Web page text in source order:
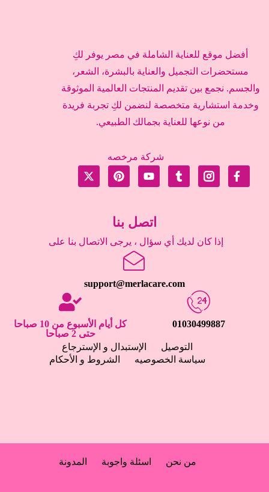
أفضل موقع للعناية الشاملة في مصر يوفر لكِ
مستحضرات التجميل والعناية بالبشرة، الشعر،
والجسم. نجمع بين تقديم المنتجات العالمية الموثوقة
وخدمة استشارية متخصصة لنضمن لكِ تجربة فريدة
من نوعها للعناية بجمالك الطبيعي.
شركة مرخصه
اتصل بنا
إذا كان لديك أي سؤال ، يرجى الاتصال بنا على
support@merlacare.com
01030499887
كل أيام الأسبوع من 10 صباحا
حتى 2 صباحا
التوصيل
الإستبدال و الإسترجاع
سياسة الخصوصيه
الشروط و الأحكام
من نحن اسئلة واجوبة المدونة